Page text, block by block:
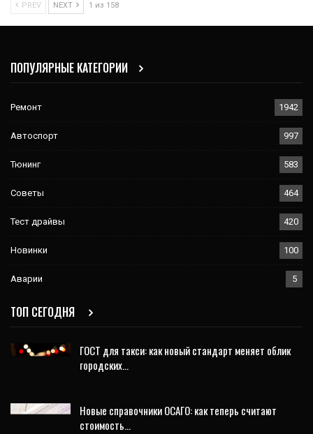
PREV NEXT 1 из 158
ПОПУЛЯРНЫЕ КАТЕГОРИИ
Ремонт 1942
Автоспорт 997
Тюнинг 583
Советы 464
Тест драйвы 420
Новинки 100
Аварии 5
ТОП СЕГОДНЯ
ГОСТ для такси: как новый стандарт меняет облик
городских…
Новые справочники ОСАГО: как теперь считают
стоимость…